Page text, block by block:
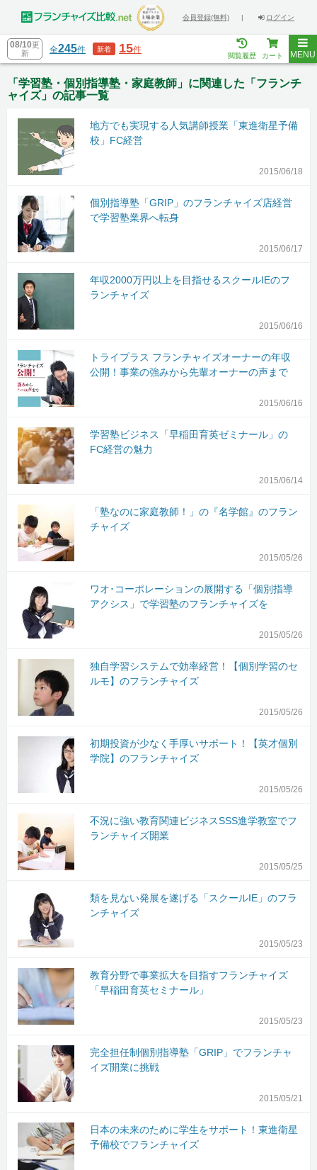
会員登録(無料) | ログイン
08/10更
新
全245件 新着 15件
閲覧履歴 カート MENU
「学習塾・個別指導塾・家庭教師」に関連した「フランチ
ャイズ」の記事一覧
地方でも実現する人気講師授業「東進衛星予備
校」FC経営
2015/06/18
個別指導塾「GRIP」のフランチャイズ店経営
で学習塾業界へ転身
2015/06/17
年収2000万円以上を目指せるスクールIEのフ
ランチャイズ
2015/06/16
トライプラス フランチャイズオーナーの年収
公開！事業の強みから先輩オーナーの声まで
2015/06/16
学習塾ビジネス「早稲田育英ゼミナール」の
FC経営の魅力
2015/06/14
「塾なのに家庭教師！」の『名学館』のフラン
チャイズ
2015/05/26
ワオ･コーポレーションの展開する「個別指導
アクシス」で学習塾のフランチャイズを
2015/05/26
独自学習システムで効率経営！【個別学習のセ
ルモ】のフランチャイズ
2015/05/26
初期投資が少なく手厚いサポート！【英才個別
学院】のフランチャイズ
2015/05/26
不況に強い教育関連ビジネスSSS進学教室でフ
ランチャイズ開業
2015/05/25
類を見ない発展を遂げる「スクールIE」のフラ
ンチャイズ
2015/05/23
教育分野で事業拡大を目指すフランチャイズ
「早稲田育英セミナール」
2015/05/23
完全担任制個別指導塾「GRIP」でフランチャ
イズ開業に挑戦
2015/05/21
日本の未来のために学生をサポート！東進衛星
予備校でフランチャイズ